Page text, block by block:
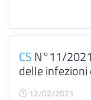
CSN°11/
delle infezioni
12/02/2021